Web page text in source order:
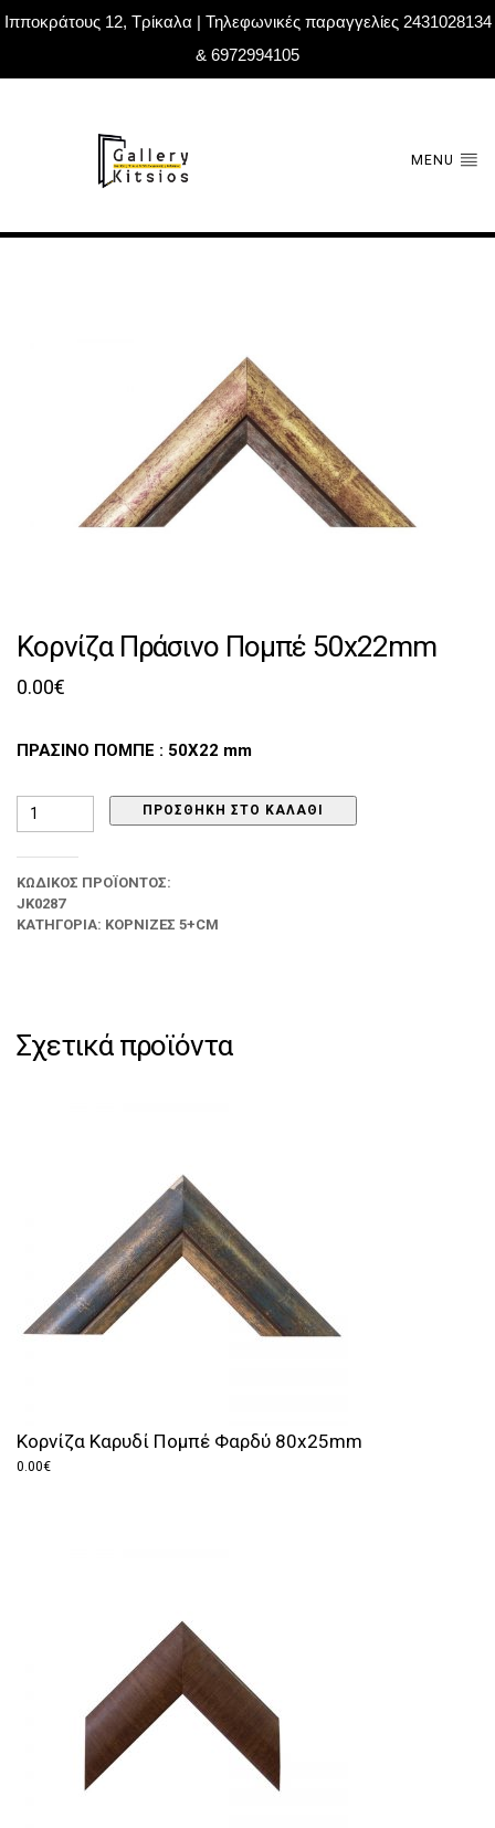
Ιπποκράτους 12, Τρίκαλα | Τηλεφωνικές παραγγελίες 2431028134
& 6972994105
MENU
Κορνίζα Πράσινο Πομπέ 50x22mm
0.00€
ΠΡΑΣΙΝΟ ΠΟΜΠΕ : 50Χ22 mm
Κορνίζα
ποσότητα
ΠΡΟΣΘΉΚΗ ΣΤΟ ΚΑΛΆΘΙ
ΚΩΔΙΚΌΣ ΠΡΟΪΌΝΤΟΣ:
JK0287
ΚΑΤΗΓΟΡΊΑ: ΚΟΡΝΊΖΕΣ 5+CM
Σχετικά προϊόντα
Κορνίζα Καρυδί Πομπέ Φαρδύ 80x25mm
0.00€